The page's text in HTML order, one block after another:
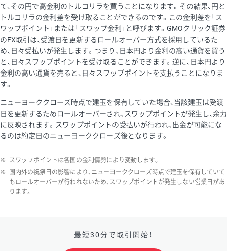
て、その円で高金利のトルコリラを買うことになります。その結果、円と
トルコリラの金利差を受け取ることができるのです。この金利差を「ス
ワップポイント」または「スワップ金利」と呼びます。GMOクリック証券
のFX取引は、受渡日を更新するロールオーバー方式を採用しているた
め、日々受払いが発生します。つまり、日本円より金利の高い通貨を買う
と、日々スワップポイントを受け取ることができます。逆に、日本円より
金利の高い通貨を売ると、日々スワップポイントを支払うことになりま
す。
ニューヨーククローズ時点で建玉を保有していた場合、当該建玉は受渡
日を更新するためロールオーバーされ、スワップポイントが発生し、余力
に反映されます。スワップポイントの受払いが行われ、出金が可能にな
るのは約定日のニューヨーククローズ後となります。
※ スワップポイントは各国の金利情勢により変動します。
※
国内外の祝祭日の影響により、ニューヨーククローズ時点で建玉を保有していて
もロールオーバーが行われないため、スワップポイントが発生しない営業日があ
ります。
最短30分で取引開始！